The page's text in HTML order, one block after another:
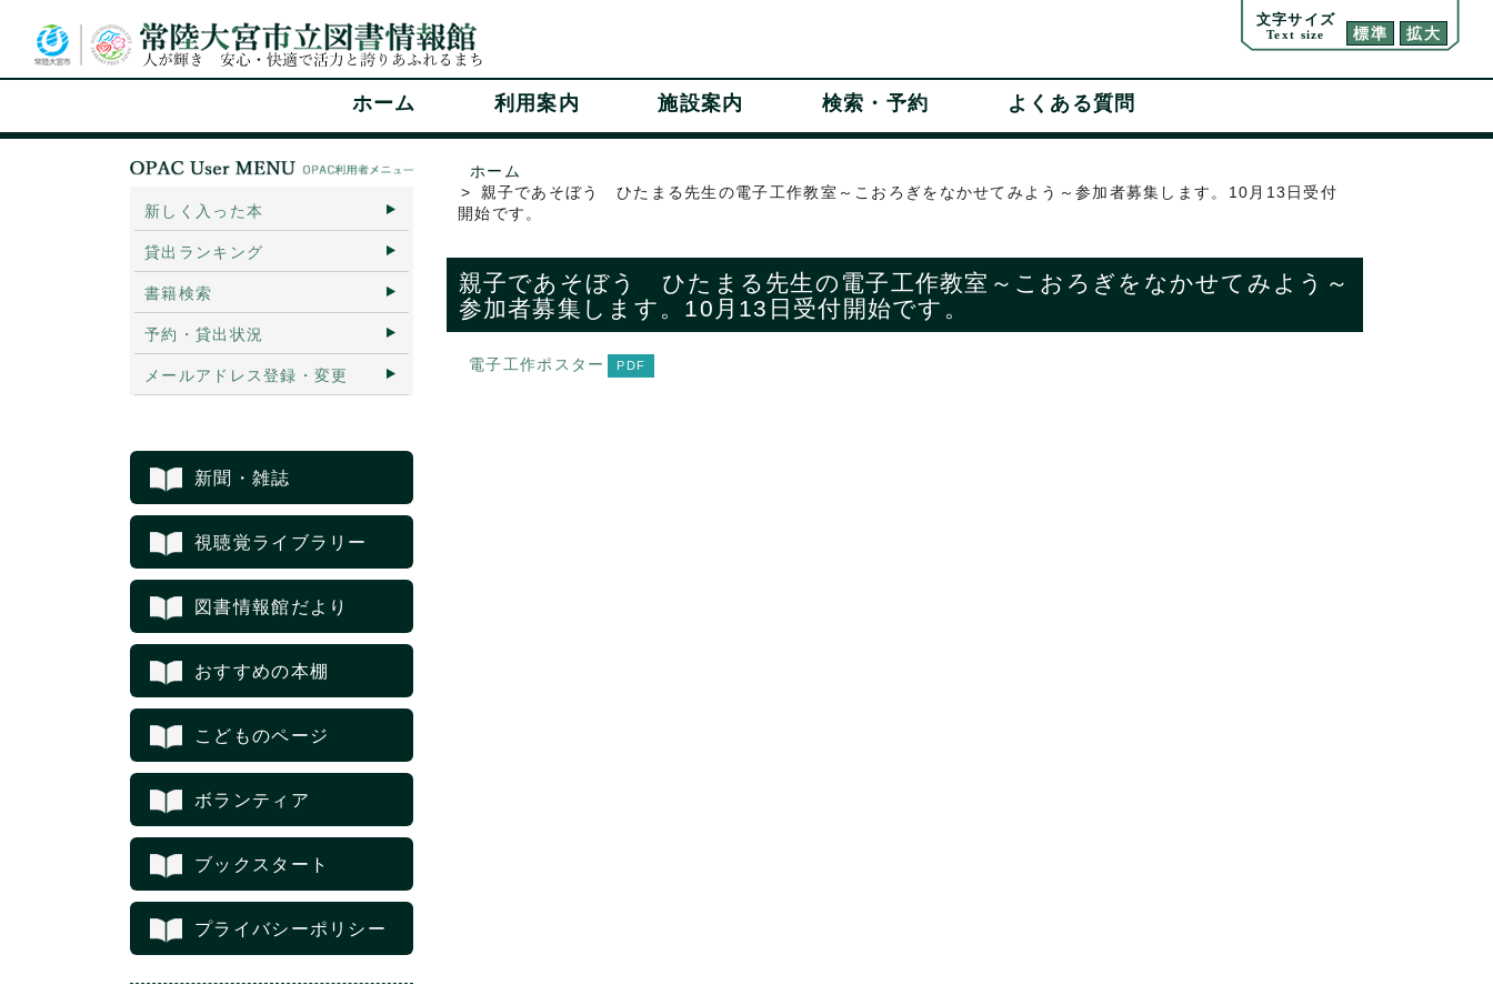
文字サイズ
Text size 標準 拡大
ホーム 利用案内 施設案内 検索・予約 よくある質問
ホーム
親子であそぼう ひたまる先生の電子工作教室～こおろぎをなかせてみよう～参加者募集します。10月13日受付
開始です。
親子であそぼう ひたまる先生の電子工作教室～こおろぎをなかせてみよう～
参加者募集します。10月13日受付開始です。
電子工作ポスター
新しく入った本
貸出ランキング
書籍検索
予約・貸出状況
メールアドレス登録・変更
新聞・雑誌
視聴覚ライブラリー
図書情報館だより
おすすめの本棚
こどものページ
ボランティア
ブックスタート
プライバシーポリシー